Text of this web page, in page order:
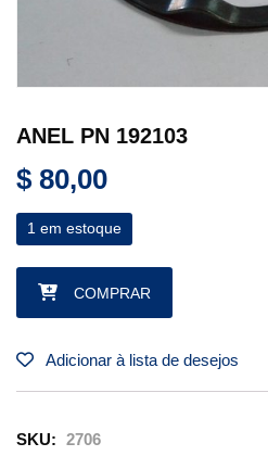
ANEL PN 192103
$ 80,00
1 em estoque
ANEL PN 192103 quantidade
COMPRAR
Adicionar à lista de desejos
SKU: 2706